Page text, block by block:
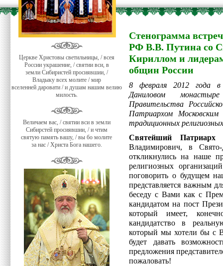
Церкве Христовы светильницы, / всея
России украшение, / святии вси, в
земли Сибиристей просиявшии, /
Владыку всех молите / мир
вселенней даровати / и душам нашим велию
милость.
Величаем вас, / святии вси в земли
Сибирстей просиявшии, / и чтим
святую память вашу, / вы бо молите
за нас / Христа Бога нашего.
Стенограмма
РФ В.В. Путина со
Кириллом и
общин России
8 февраля 2012 года в
Даниловом
Правительства
Патриархом
традиционных
Святейший Патриарх
Владимирович, в
откликнулись на наше
религиозных
поговорить о будущем
представляется важным
беседу с Вами как с
кандидатом на пост
который имеет,
кандидатство в
который мы хотели бы с
будет давать
предложения
пожаловать!